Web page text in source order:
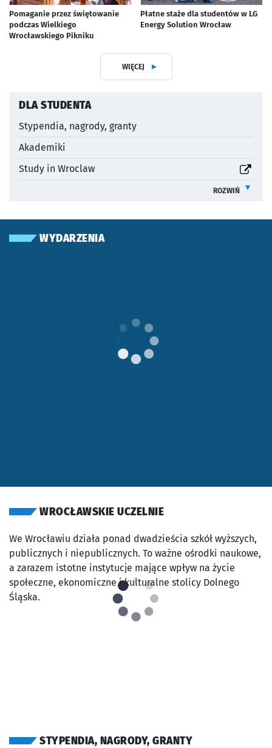
Pomaganie przez świętowanie
podczas Wielkiego
Wrocławskiego Pikniku
Płatne staże dla studentów w LG
Energy Solution Wrocław
WIĘCEJ Z DZIAŁUDLA STUDENTA
DLA STUDENTAOTWORZY SIĘ W NOWEJ KARCIE
Stypendia, nagrody, granty
Akademiki
Study in Wroclawotworzy się w nowej karcie
ROZWIŃ
WYDARZENIA
WROCŁAWSKIE UCZELNIE
We Wrocławiu działa ponad dwadzieścia szkół wyższych,
publicznych i niepublicznych. To ważne ośrodki naukowe,
a zarazem istotne instytucje mające wpływ na życie
społeczne, ekonomiczne i kulturalne stolicy Dolnego
Śląska.
STYPENDIA, NAGRODY, GRANTYOTWORZY SIĘ